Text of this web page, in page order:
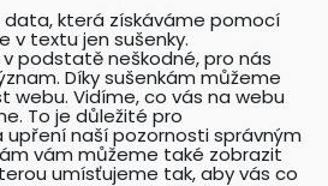
data, která získáváme pomocí
v textu jen sušenky.
v podstatě neškodné, pro nás
Díky sušenkám můžeme
webu. Vidíme, co vás na webu
To je důležité pro
naší pozornosti správným
vám můžeme také zobrazit
umísťujeme tak, aby vás co
akcí se zaměřením na
BOZP
odborníků pracujících v